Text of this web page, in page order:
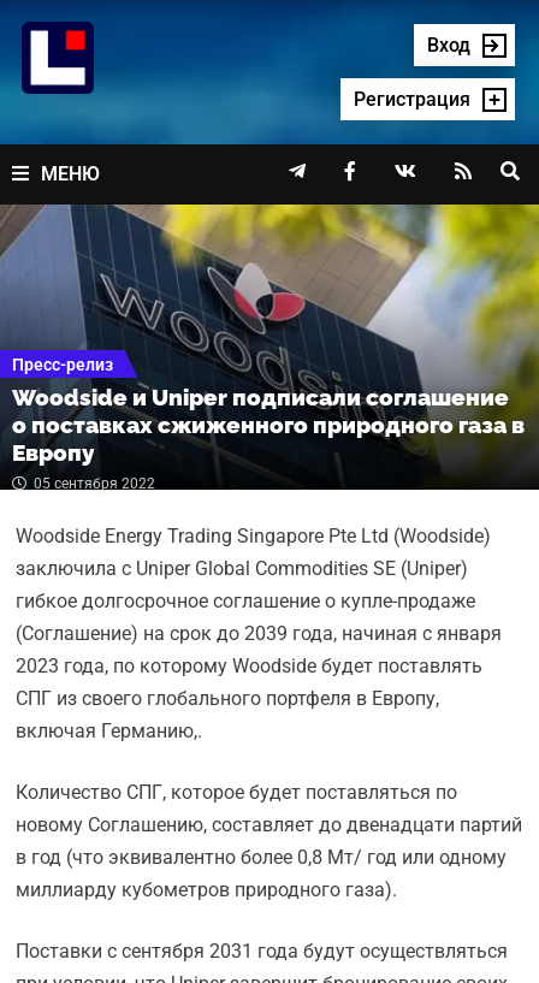
содержимому
Вход
Регистрация
МЕНЮ    
Пресс-релиз
Woodside и Uniper подписали соглашение
о поставках сжиженного природного газа в
Европу
05 сентября 2022
Woodside Energy Trading Singapore Pte Ltd (Woodside)
заключила с Uniper Global Commodities SE (Uniper)
гибкое долгосрочное соглашение о купле-продаже
(Соглашение) на срок до 2039 года, начиная с января
2023 года, по которому Woodside будет поставлять
СПГ из своего глобального портфеля в Европу,
включая Германию,.
Количество СПГ, которое будет поставляться по
новому Соглашению, составляет до двенадцати партий
в год (что эквивалентно более 0,8 Мт/ год или одному
миллиарду кубометров природного газа).
Поставки с сентября 2031 года будут осуществляться